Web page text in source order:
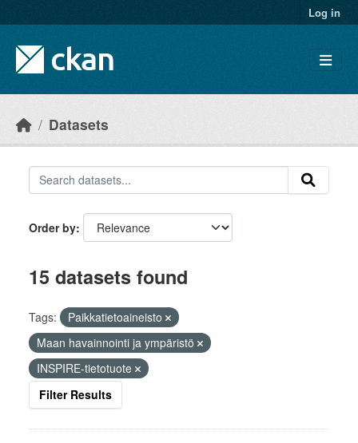
Log in
Datasets
Order by
15 datasets found
Tags:
Paikkatietoaineisto
Maan havainnointi ja ympäristö
INSPIRE-tietotuote
Filter Results